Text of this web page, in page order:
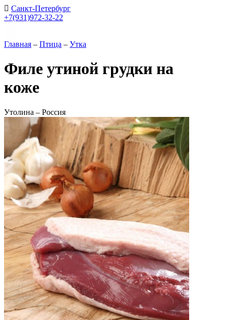
Санкт-Петербург
+7(931)972-32-22
Главная – Птица – Утка
Филе утиной грудки на
коже
Утолина – Россия